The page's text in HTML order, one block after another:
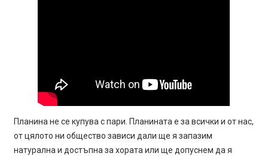
Планина не се купува с пари. Планината е за всички и от нас,
от цялото ни общество зависи дали ще я запазим
натурална и достъпна за хората или ще допуснем да я